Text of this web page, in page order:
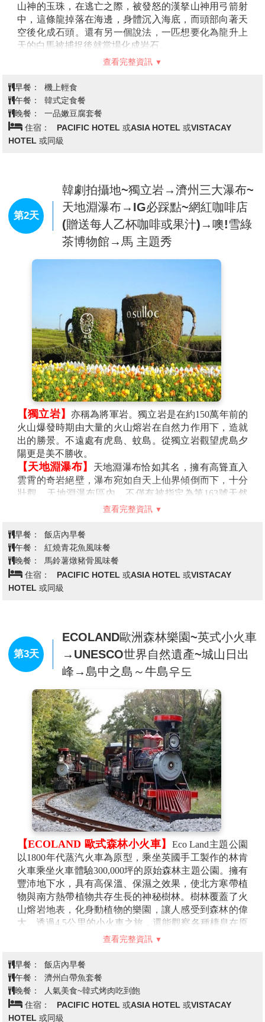
山神的玉珠，在逃亡之際，被發怒的漢拏山神用弓箭射
中，這條龍掉落在海邊，身體沉入海底，而頭部向著天
空後化成石頭。還有另一個說法，一匹想要化為龍升上
天的白馬被捕捉後就當場化成岩石。
【紅白馬燈塔+彩虹海岸道路】
打卡熱門景點。位於梨湖海水浴場，是最靠近濟州市區
的海水浴場。每到夏天就有許多避暑的遊客前往。鄰近
紅白馬燈塔的彩虹海岸道路以遼闊大海為背景的海岸道
路，能看到綿延的七彩磚型防護牆，像是彩虹階梯般可
愛。
充滿童趣與歡樂的世界。這裡除了許多可愛的泰迪熊之
外，還增加了許多可愛的動物，例如：大象、老虎、熊
貓、長頸鹿等等，這些可愛的絨毛娃娃共組一個無牢籠
的可愛動物園，無論是凶猛的老虎、鱷魚，或是可愛的
小綿羊、小白兔，遊客都可以近距離的觸摸和拍照。除
服飾商店林立，如國知名品牌NIKE、ADIDAES、
FLLA…等，物美價廉；另外在大街小巷內還有各式小
吃店、小酒館，讓您可以品嚐到濟州的特色小吃。
查看完整資訊
早餐：
機上輕食
午餐：
韓式定食餐
晚餐：
一品嫩豆腐套餐
住宿：
PACIFIC HOTEL 或ASIA HOTEL 或VISTACAY
HOTEL 或同級
第2天
韓劇拍攝地~獨立岩→濟州三大瀑布~
天地淵瀑布→IG必踩點~網紅咖啡店
(贈送每人乙杯咖啡或果汁)→噢!雪綠
茶博物館→馬 主題秀
【獨立岩】 亦稱為將軍岩。獨立岩是在約150萬年前的
火山爆發時期由大量的火山熔岩在自然力作用下，造就
出的勝景。不遠處有虎島、蚊島。從獨立岩觀望虎島夕
陽更是美不勝收。
【天地淵瀑布】
天地淵瀑布恰如其名，擁有高聳直入
雲霄的奇岩絕壁，瀑布宛如自天上仙界傾倒而下，十分
壯觀。天地淵瀑布區內，不僅有被指定為第163號天然
紀念物的膽八樹自然生態叢林，稀有植物如刺草莓、松
然野生林也聚集於此，使得這片野生林更被指定為第
379號自然紀念物。
【噢!雪綠茶博物館】
製造企業(株)太平洋開設的綠茶博物館。博物館佔地
1650平方米，包含了茶的文化等方面。濟州島早晚溫差
【馬 主題秀】演繹韓國的流行文化與歷史故事，獨創
結合舞蹈與馬術，是一場人馬之間充滿默契的精彩表
演。在將近一個小時的時間內，演員在馬背上做出跳
舞、倒立、疊羅漢等精湛的演出，為了重現戰爭的實
況，兩軍對陣大場面的朱蒙建國故事，場上有近30位騎
士駕馭著馬匹穿梭奔跑、進行戰鬥，令人眼花撩亂又大
呼過癮。
查看完整資訊
早餐：
飯店內早餐
午餐：
紅燒青花魚風味餐
晚餐：
馬鈴薯燉豬骨風味餐
住宿：
PACIFIC HOTEL 或ASIA HOTEL 或VISTACAY
HOTEL 或同級
第3天
ECOLAND歐洲森林樂園~英式小火車
→UNESCO世界自然遺產~城山日出
峰→島中之島～牛島우도
【ECOLAND 歐式森林小火車】
Eco Land主題公園
以1800年代蒸汽火車為原型，乘坐英國手工製作的林肯
火車乘坐火車體驗300,000坪的原始森林主題公園。擁有
豐沛地下水，具有高保溫、保濕之效果，使北方寒帶植
物與南方熱帶植物共存生長的神秘樹林。樹林覆蓋了火
山熔岩地表，化身動植物的樂園，讓人感受到森林的偉
大。透過4.5公里的小火車之旅，還能觀察各種棲息在原
始林內的昆蟲與動植物。主題公園分為四大區堿：生態
彿在湖上行走。前往下一站時，可以悠閒地欣賞悠美的
湖光風景。湖濱站--是一個充滿異國情調的車站，有一
個風車和一個湖泊，還有隱藏著拍照區的山茶林，提供
了豐富多彩的遊玩項目。野餐花園站--是一個可以在廣
闊的金色草地上野餐的地方。在這個有孩子們可以玩耍
查看完整資訊
早餐：
飯店內早餐
午餐：
濟州白帶魚套餐
晚餐：
人氣美食~韓式烤肉吃到飽
住宿：
PACIFIC HOTEL 或ASIA HOTEL 或VISTACAY
HOTEL 或同級